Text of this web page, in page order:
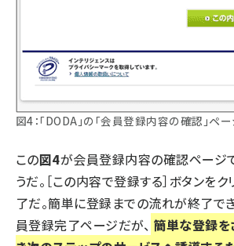
図4：「DODA」の「会員登録内容の確認」ペ
この図4が会員登録内容の確認ページ
うだ。［この内容で登録する］ボタンをク
了だ。簡単に登録までの流れが終了で
員登録完了ページだが、 簡単な登録を